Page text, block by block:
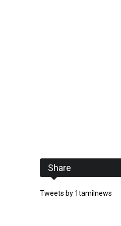
Share
Tweets by 1tamilnews